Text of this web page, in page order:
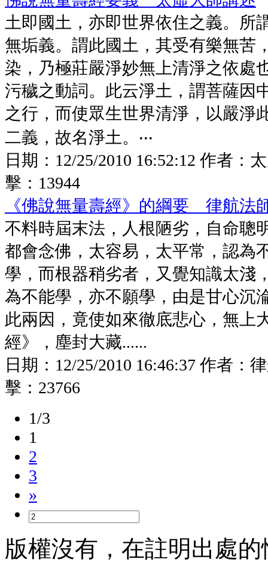
土即國土，亦即世界依住之義。所
無垢義。謂此國土，其受有樂無苦
染，乃極莊嚴淨妙無上清淨之依處
污穢之動詞。此云淨土，謂菩薩因
之行，而使眾生世界清淨，以嚴淨
二義，故名淨土。‧‧‧
日期： 12/25/2010 16:52:12 作者：
擊： 13944
《佛說無量壽經》的綱要 律航法
不料時屆末法，人根陋劣，自命聰
都會念佛，太容易，太平常，認為
學，而根器稍劣者，又覺知識太淺
為不能學，亦不願學，由是甘心沉
此兩因，竟使如來徹底悲心，無上
經》，塵封大藏......
日期： 12/25/2010 16:46:37 作者：
擊： 23766
1/3
1
2
3
»
版權沒有，在註明出處